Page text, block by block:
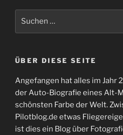
ÜBER DIESE SEITE
Angefangen hat alles im Jahr
der Auto-Biografie eines Alt-
schönsten Farbe der Welt.
Pilotblog.de etwas
ist dies ein Blog über